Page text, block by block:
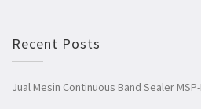
Recent Posts
Jual Mesin Continuous Band Sealer MSP-